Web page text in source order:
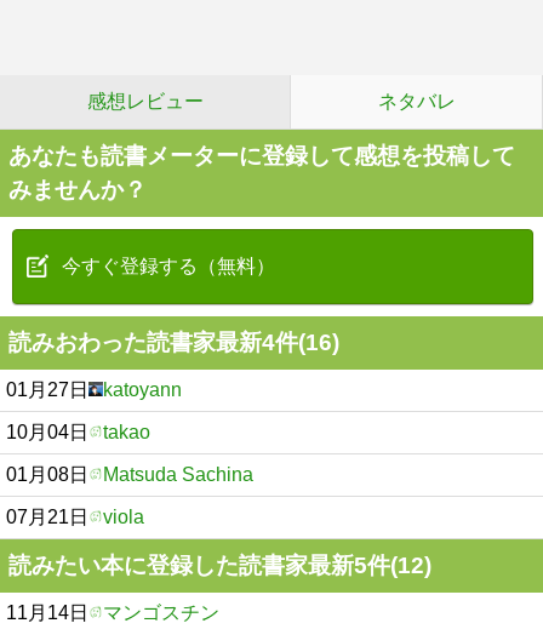
感想レビュー ネタバレ
あなたも読書メーターに登録して感想を投稿して
みませんか？
今すぐ登録する（無料）
読みおわった読書家最新4件(16)
01月27日 katoyann
10月04日 takao
01月08日 Matsuda Sachina
07月21日 viola
読みたい本に登録した読書家最新5件(12)
11月14日 マンゴスチン